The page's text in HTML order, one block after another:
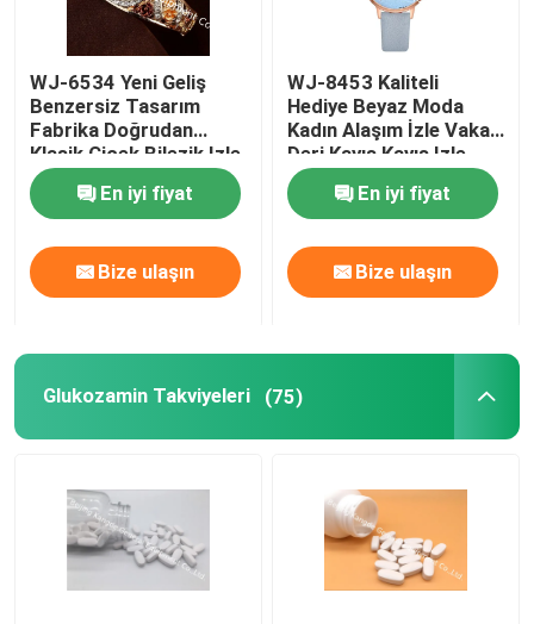
WJ-6534 Yeni Geliş
Benzersiz Tasarım
Fabrika Doğrudan
Klasik Çiçek Bilezik Izle
En iyi fiyat
Bize ulaşın
WJ-8453 Kaliteli
Hediye Beyaz Moda
Kadın Alaşım İzle Vaka
Deri Kayış Kayış Izle
En iyi fiyat
Bize ulaşın
Glukozamin Takviyeleri (75)